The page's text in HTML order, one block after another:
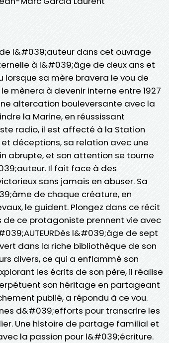
l&#039;auteur dans cet ouvrage
à l&#039;âge de deux ans et
sa mère bravera le vou de
mènera à devenir interne entre 1927
altercation bouleversante avec la
la Marine, en réussissant
radio, il est affecté à la Station
déceptions, sa relation avec une
abrupte, et son attention se tourne
Il fait face à des
sans jamais en abuser. Sa
de chaque créature, en
le guident. Plongez dans ce récit
de ce protagoniste prennent vie avec
l&#039;âge de sept
dans la riche bibliothèque de son
divers, ce qui a enflammé son
les écrits de son père, il réalise
son héritage en partageant
publié, a répondu à ce vou.
d&#039;efforts pour transcrire les
Une histoire de partage familial et
la passion pour l&#039;écriture.